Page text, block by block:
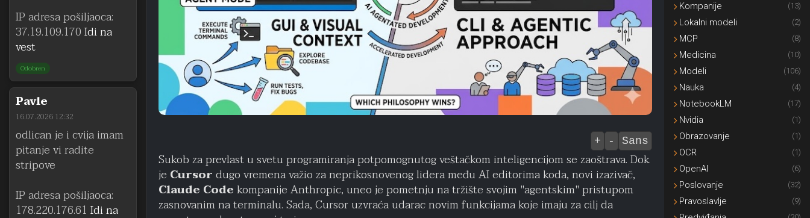
IP adresa pošiljaoca:
37.19.109.170Idi na
vest
Odobren
Pavle
16.07.2026 12:32
odlican je i cvija imam
pitanje vi radite
stripove
IP adresa pošiljaoca:
178.220.176.61 Idi na
+ - Sans
Sukob za prevlast u svetu programiranja potpomognutog veštačkom inteligencijom se zaoštrava. Dok
je Cursordugo vremena važio za neprikosnovenog lidera među AI editorima koda, novi izazivač,
Claude Codekompanije Anthropic, uneo je pometnju na tržište svojim "agentskim" pristupom
zasnovanim na terminalu. Sada, Cursor uzvraća udarac novim funkcijama koje imaju za cilj da
Kompanije (13)
Lokalni modeli (2)
MCP (8)
Medicina (10)
Modeli (106)
Nauka (4)
NotebookLM (17)
Nvidia (1)
Obrazovanje (1)
OCR (1)
OpenAI (6)
Poslovanje (32)
Pravoslavlje (9)